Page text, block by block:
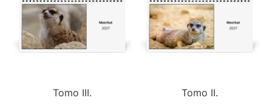
Tomo III. Tomo II.